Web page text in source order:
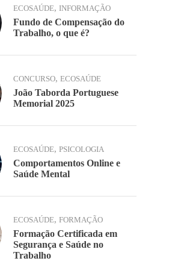
ECOSAÚDE, INFORMAÇÃO
Fundo de Compensação do
Trabalho, o que é?
CONCURSO, ECOSAÚDE
João Taborda Portuguese
Memorial 2025
ECOSAÚDE, PSICOLOGIA
Comportamentos Online e
Saúde Mental
ECOSAÚDE, FORMAÇÃO
Formação Certificada em
Segurança e Saúde no
Trabalho